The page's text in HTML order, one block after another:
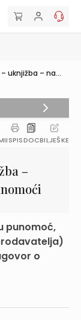
uknjižba – na...
ISPISDOCBILJEŠKE
–
punomoć,
o